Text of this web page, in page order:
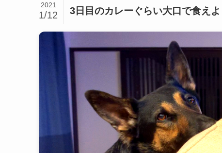
3日目のカレーぐらい大口で食え
2021
1/12